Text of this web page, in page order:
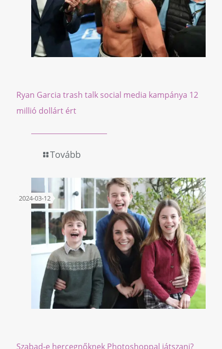
Ryan Garcia trash talk social media kampánya 12
millió dollárt ért
Tovább
2024-03-12
Szabad-e hercegnőknek Photoshoppal játszani?